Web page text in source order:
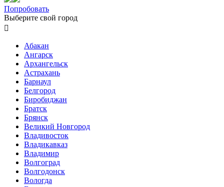
Попробовать
Выберите свой город

Абакан
Ангарск
Архангельск
Астрахань
Барнаул
Белгород
Биробиджан
Братск
Брянск
Великий Новгород
Владивосток
Владикавказ
Владимир
Волгоград
Волгодонск
Вологда